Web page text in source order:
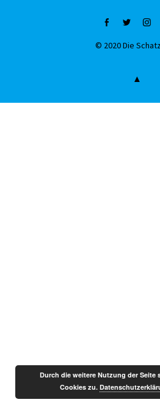
Facebook
Twitter
© 2020 Die
Durch die weitere Nutzung der Seite
Cookies zu.